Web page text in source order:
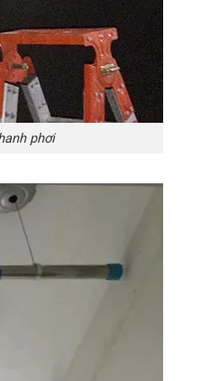
phơi